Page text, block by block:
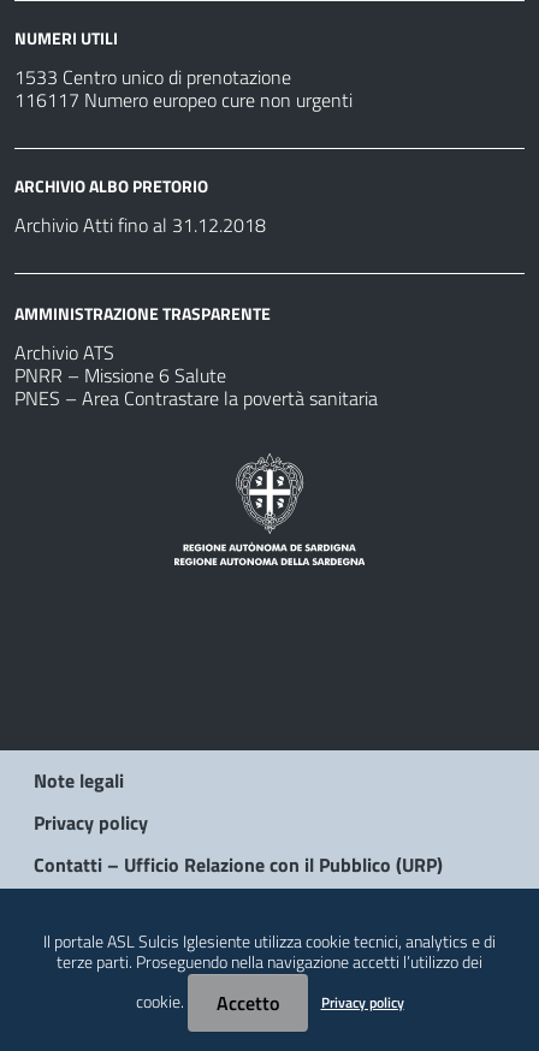
NUMERI UTILI
1533 Centro unico di prenotazione
116117 Numero europeo cure non urgenti
ARCHIVIO ALBO PRETORIO
Archivio Atti fino al 31.12.2018
AMMINISTRAZIONE TRASPARENTE
Archivio ATS
PNRR – Missione 6 Salute
PNES – Area Contrastare la povertà sanitaria
Note legali
Privacy policy
Contatti – Ufficio Relazione con il Pubblico (URP)
Il portale ASL Sulcis Iglesiente utilizza cookie tecnici, analytics e di
terze parti. Proseguendo nella navigazione accetti l’utilizzo dei
cookie.
Accetto Privacy policy